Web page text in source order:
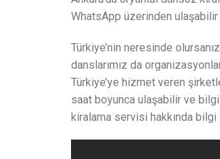
WhatsApp üzerinden
Türkiye’nin neresinde
danslarımız da
Türkiye’ye hizmet veren
saat boyunca ulaşabilir ve
kiralama servisi hakkında